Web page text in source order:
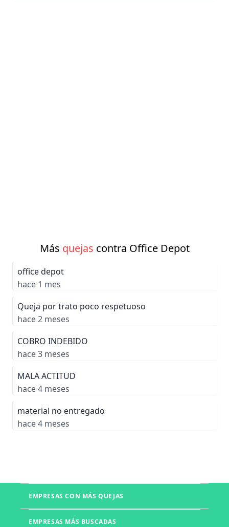
Más quejas contra Office Depot
office depot
hace 1 mes
Queja por trato poco respetuoso
hace 2 meses
COBRO INDEBIDO
hace 3 meses
MALA ACTITUD
hace 4 meses
material no entregado
hace 4 meses
EMPRESAS CON MÁS QUEJAS
EMPRESAS MÁS BUSCADAS